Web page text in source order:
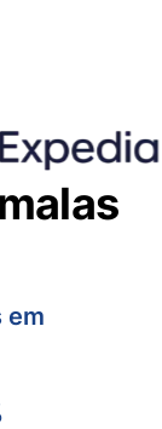
em